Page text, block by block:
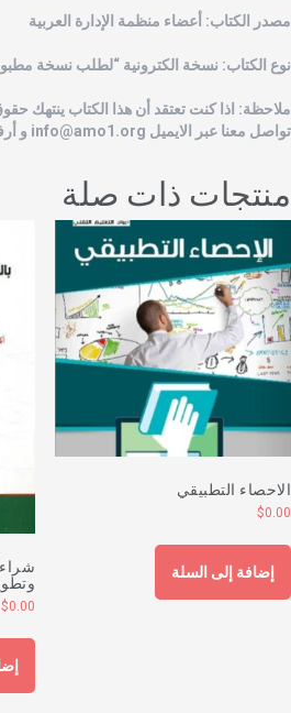
الكتاب: أعضاء منظمة الإدارة العربية
الكتاب: نسخة الكترونية “لطلب نسخة
اذا كنت تعتقد أن هذا الكتاب ينتهك
معنا عبر الايميل info@amo1.orgو
ذات صلة
التطبيقي
$
إضافة إلى السلة شراء
$0.00